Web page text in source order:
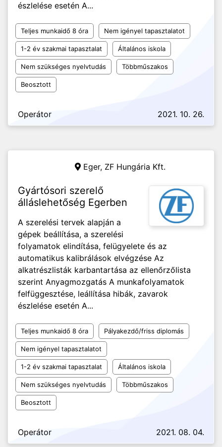
észlelése esetén A...
Teljes munkaidő 8 óra Nem igényel tapasztalatot
1-2 év szakmai tapasztalat Általános iskola
Nem szükséges nyelvtudás Többműszakos
Beosztott
Operátor 2021. 10. 26.
Eger, ZF Hungária Kft.
Gyártósori szerelő
álláslehetőség Egerben
A szerelési tervek alapján a
gépek beállítása, a szerelési
folyamatok elindítása, felügyelete és az
automatikus kalibrálások elvégzése Az
alkatrészlisták karbantartása az ellenőrzőlista
szerint Anyagmozgatás A munkafolyamatok
felfüggesztése, leállítása hibák, zavarok
észlelése esetén A...
Teljes munkaidő 8 óra Pályakezdő/friss diplomás
Nem igényel tapasztalatot
1-2 év szakmai tapasztalat Általános iskola
Nem szükséges nyelvtudás Többműszakos
Beosztott
Operátor 2021. 08. 04.